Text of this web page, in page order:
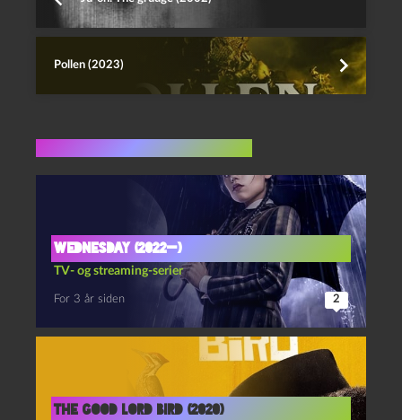
Pollen (2023)
Wednesday (2022—)
TV- og streaming-serier
For 3 år siden 2
The good lord bird (2020)